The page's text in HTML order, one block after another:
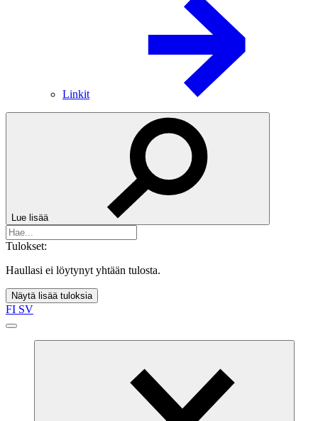
Linkit
Lue lisää
Tulokset:
Haullasi ei löytynyt yhtään tulosta.
Näytä lisää tuloksia
FI SV